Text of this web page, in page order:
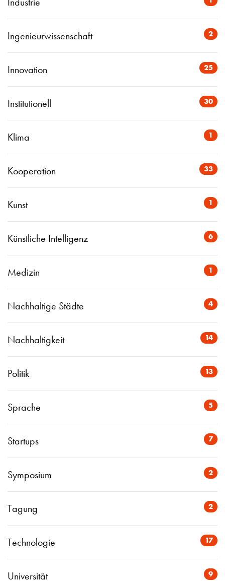
Ingenieurwissenschaft 2
Innovation 25
Institutionell 30
Klima 1
Kooperation 33
Kunst 1
Künstliche Intelligenz 6
Medizin 1
Nachhaltige Städte 4
Nachhaltigkeit 14
Politik 13
Sprache 5
Startups 7
Symposium 2
Tagung 2
Technologie 17
Universität 9